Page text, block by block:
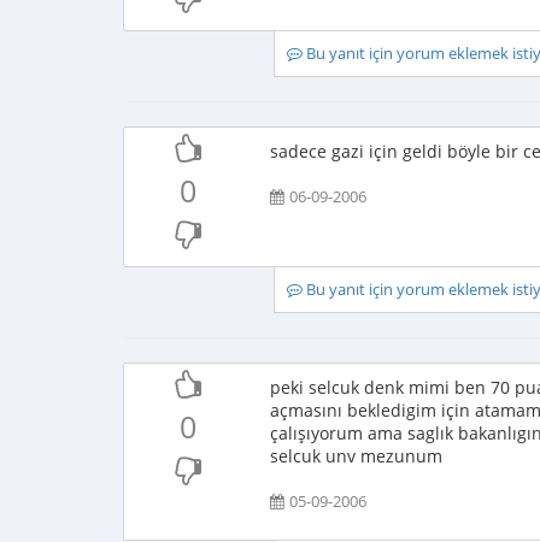
Bu yanıt için yorum eklemek
0
sadece gazi için geldi böyle bir
06-09-2006
Bu yanıt için yorum eklemek
0
peki selcuk denk mimi ben 70
açmasını bekledigim için
çalışıyorum ama saglık
selcuk unv mezunum
05-09-2006